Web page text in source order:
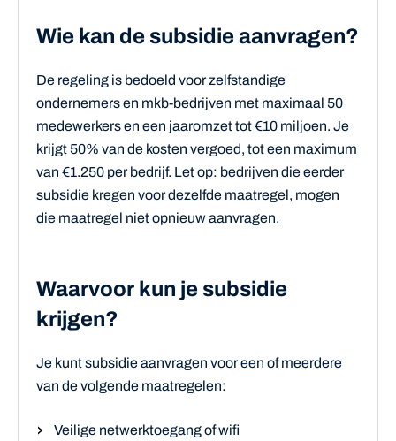
Wie kan de subsidie aanvragen?
De regeling is bedoeld voor zelfstandige
ondernemers en mkb-bedrijven met maximaal 50
medewerkers en een jaaromzet tot €10 miljoen. Je
krijgt 50% van de kosten vergoed, tot een maximum
van €1.250 per bedrijf. Let op: bedrijven die eerder
subsidie kregen voor dezelfde maatregel, mogen
die maatregel niet opnieuw aanvragen.
Waarvoor kun je subsidie
krijgen?
Je kunt subsidie aanvragen voor een of meerdere
van de volgende maatregelen:
Veilige netwerktoegang of wifi